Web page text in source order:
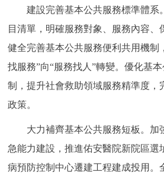
建設完善基本公共服務標準體系
目清單，明確服務對象、服務內容、
健全完善基本公共服務便利共用機制
找服務”向“服務找人”轉變。優化基
制，提升社會救助領域服務精準度，
政策。
大力補齊基本公共服務短板。加
急能力建設，推進佑安醫院新院區選
病預防控制中心遷建工程建成投用。